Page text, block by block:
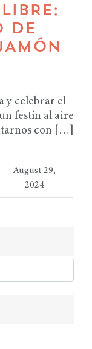
DE
y celebrar el
festín al aire
con […]
August 29,
2024